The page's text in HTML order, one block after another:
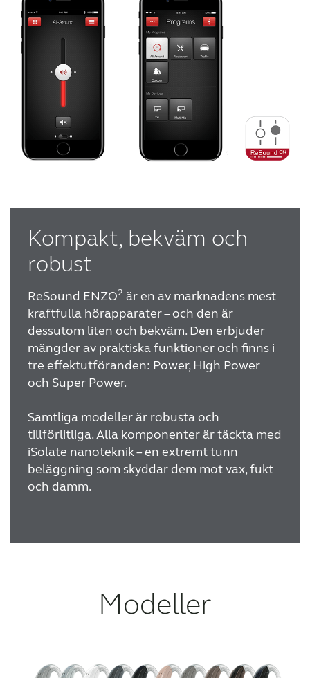
Kompakt, bekväm och
robust
ReSound ENZO2 är en av marknadens mest
kraftfulla hörapparater – och den är
dessutom liten och bekväm. Den erbjuder
mängder av praktiska funktioner och finns i
tre effektutföranden: Power, High Power
och Super Power.
Samtliga modeller är robusta och
tillförlitliga. Alla komponenter är täckta med
iSolate nanoteknik – en extremt tunn
beläggning som skyddar dem mot vax, fukt
och damm.
Modeller